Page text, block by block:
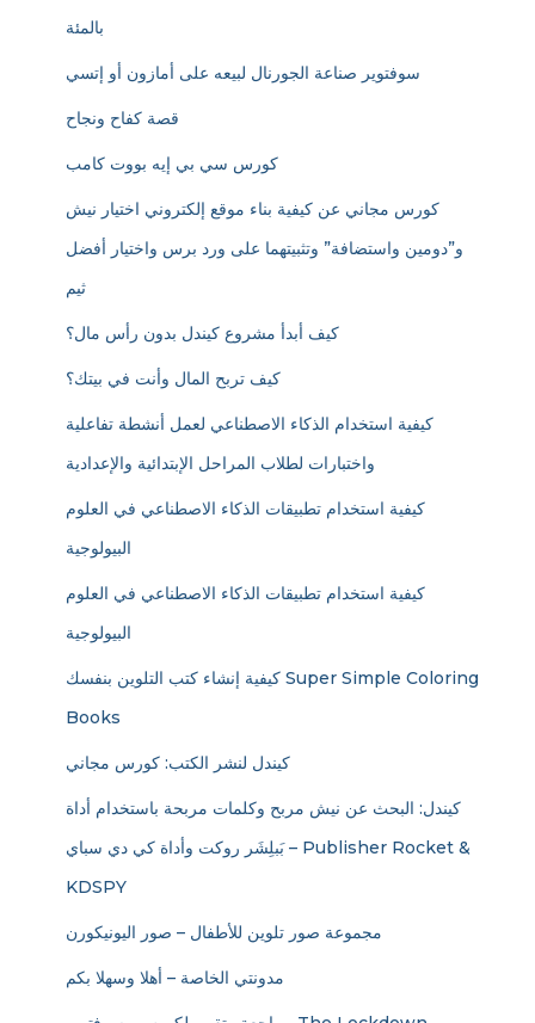
بالمئة
سوفتوير صناعة الجورنال لبيعه على أمازون أو إتسي
قصة كفاح ونجاح
كورس سي بي إيه بووت كامب
كورس مجاني عن كيفية بناء موقع إلكتروني اختيار نيش
و”دومين واستضافة” وتثبيتهما على ورد برس واختيار أفضل
ثيم
كيف أبدأ مشروع كيندل بدون رأس مال؟
كيف تربح المال وأنت في بيتك؟
كيفية استخدام الذكاء الاصطناعي لعمل أنشطة تفاعلية
واختبارات لطلاب المراحل الإبتدائية والإعدادية
كيفية استخدام تطبيقات الذكاء الاصطناعي في العلوم
كيفية استخدام تطبيقات الذكاء الاصطناعي في العلوم
كيفية إنشاء كتب التلوين بنفسك Super Simple Coloring
Books
كيندل لنشر الكتب: كورس مجاني
كيندل: البحث عن نيش مربح وكلمات مربحة باستخدام أداة
بَبلِشَر روكت وأداة كي دي سباي – Publisher Rocket &
KDSPY
مجموعة صور تلوين للأطفال – صور اليونيكورن
مدونتي الخاصة – أهلا وسهلا بكم